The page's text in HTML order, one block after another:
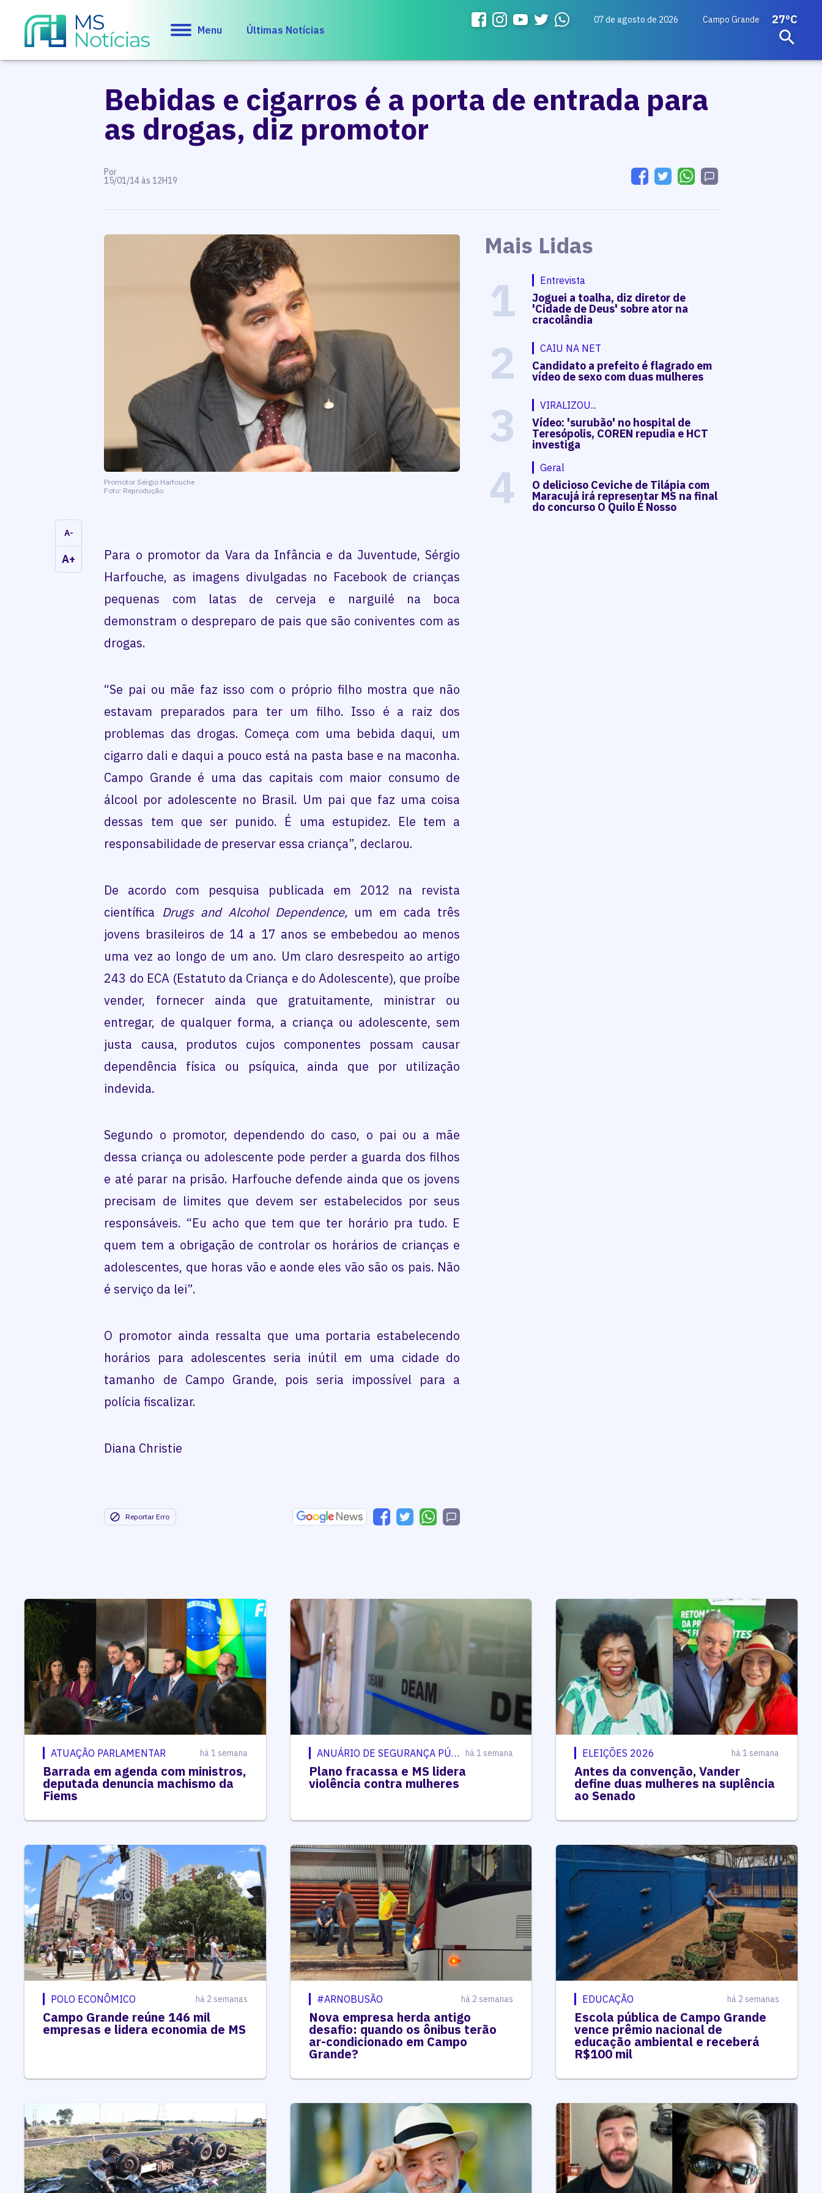
Menu Últimas Notícias
07 de agosto de 2026 Campo Grande 27ºC
Bebidas e cigarros é a porta de entrada para
as drogas, diz promotor
Por
15/01/14 às 12H19
Promotor Sérgio Harfouche
Foto: Reprodução
A-
A+
Para o promotor da Vara da Infância e da Juventude, Sérgio
Harfouche, as imagens divulgadas no Facebook de crianças
pequenas com latas de cerveja e narguilé na boca
demonstram o despreparo de pais que são coniventes com as
drogas.
“Se pai ou mãe faz isso com o próprio filho mostra que não
estavam preparados para ter um filho. Isso é a raiz dos
problemas das drogas. Começa com uma bebida daqui, um
cigarro dali e daqui a pouco está na pasta base e na maconha.
Campo Grande é uma das capitais com maior consumo de
álcool por adolescente no Brasil. Um pai que faz uma coisa
dessas tem que ser punido. É uma estupidez. Ele tem a
responsabilidade de preservar essa criança”, declarou.
De acordo com pesquisa publicada em 2012 na revista
científica Drugs and Alcohol Dependence,um em cada três
jovens brasileiros de 14 a 17 anos se embebedou ao menos
uma vez ao longo de um ano. Um claro desrespeito ao artigo
243 do ECA (Estatuto da Criança e do Adolescente), que proíbe
vender, fornecer ainda que gratuitamente, ministrar ou
entregar, de qualquer forma, a criança ou adolescente, sem
justa causa, produtos cujos componentes possam causar
dependência física ou psíquica, ainda que por utilização
indevida.
Segundo o promotor, dependendo do caso, o pai ou a mãe
dessa criança ou adolescente pode perder a guarda dos filhos
e até parar na prisão. Harfouche defende ainda que os jovens
precisam de limites que devem ser estabelecidos por seus
responsáveis. “Eu acho que tem que ter horário pra tudo. E
quem tem a obrigação de controlar os horários de crianças e
adolescentes, que horas vão e aonde eles vão são os pais. Não
é serviço da lei”.
O promotor ainda ressalta que uma portaria estabelecendo
horários para adolescentes seria inútil em uma cidade do
tamanho de Campo Grande, pois seria impossível para a
polícia fiscalizar.
Diana Christie
Reportar Erro
Mais Lidas
1 Entrevista
Joguei a toalha, diz diretor de
'Cidade de Deus' sobre ator na
cracolândia
2 CAIU NA NET
Candidato a prefeito é flagrado em
vídeo de sexo com duas mulheres
3 VIRALIZOU...
Vídeo: 'surubão' no hospital de
Teresópolis, COREN repudia e HCT
investiga
4 Geral
O delicioso Ceviche de Tilápia com
Maracujá irá representar MS na final
do concurso O Quilo É Nosso
ATUAÇÃO PARLAMENTAR há 1 semana
Barrada em agenda com ministros,
deputada denuncia machismo da
Fiems
ANUÁRIO DE SEGURANÇA PÚBLICA há 1 semana
Plano fracassa e MS lidera
violência contra mulheres
ELEIÇÕES 2026 há 1 semana
Antes da convenção, Vander
define duas mulheres na suplência
ao Senado
POLO ECONÔMICO há 2 semanas
Campo Grande reúne 146 mil
empresas e lidera economia de MS
#ARNOBUSÃO há 2 semanas
Nova empresa herda antigo
desafio: quando os ônibus terão
ar-condicionado em Campo
Grande?
EDUCAÇÃO há 2 semanas
Escola pública de Campo Grande
vence prêmio nacional de
educação ambiental e receberá
R$100 mil